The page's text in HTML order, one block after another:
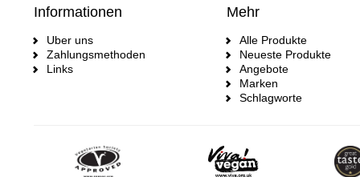
Informationen
Uber uns
Zahlungsmethoden
Links
Mehr
Alle Produkte
Neueste Produkte
Angebote
Marken
Schlagworte